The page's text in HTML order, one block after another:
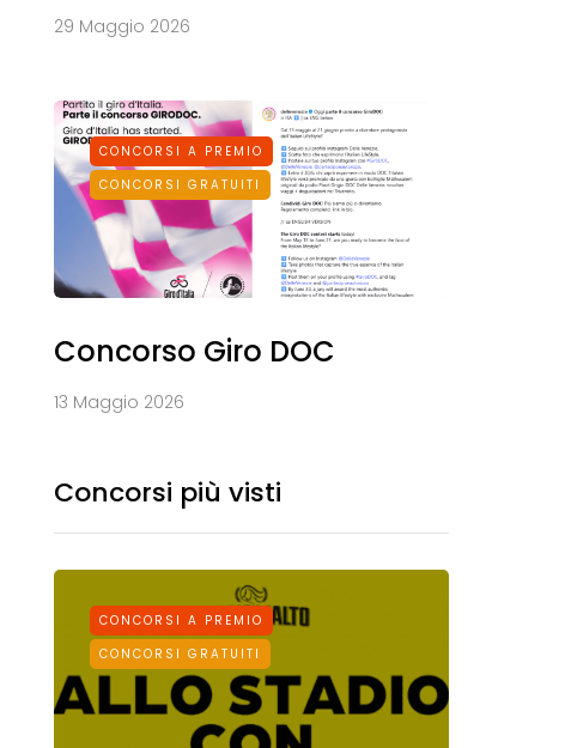
29 Maggio 2026
CONCORSI A PREMIO
CONCORSI GRATUITI
Concorso Giro DOC
13 Maggio 2026
Concorsi più visti
CONCORSI A PREMIO
CONCORSI GRATUITI